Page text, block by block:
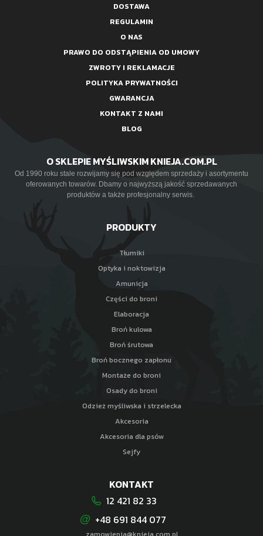
DOSTAWA
REGULAMIN
O NAS
PRAWO DO ODSTĄPIENIA OD UMOWY
ZWROTY I REKLAMACJE
POLITYKA PRYWATNOŚCI
GWARANCJA
KONTAKT Z NAMI
BLOG
O SKLEPIE MYŚLIWSKIM KNIEJA.COM.PL
Od 1990 roku stale rozwijamy się pod względem sprzedaży i asortymentu
oferowanych towarów. Dbamy o najwyższą jakość sprzedawanych
produktów a także profesjonalny serwis.
PRODUKTY
Tłumiki
Optyka i noktowizja
Amunicja
Części do broni
Elaboracja
Broń kulowa
Broń śrutowa
Broń bocznego zapłonu
Montaże do broni
Osady do broni
Odzież myśliwska i strzelecka
Akcesoria
Akcesoria dla psów
Sejfy
KONTAKT
12 421 82 33
+48 691 844 077